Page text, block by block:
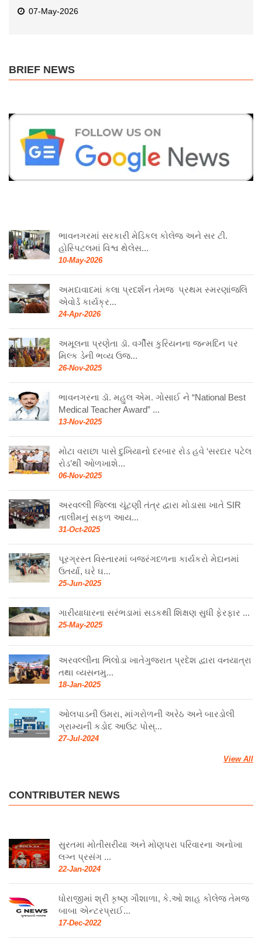
07-May-2026
BRIEF NEWS
ભાવનગરમાં સરકારી મેડિકલ કોલેજ અને સર ટી.
હોસ્પિટલમાં વિશ્વ થેલેસ...
10-May-2026
અમદાવાદમાં કલા પ્રદર્શન તેમજ પ્રથમ સ્મરણાંજલિ
એવોર્ડ કાર્યક્ર...
24-Apr-2026
અમૂલના પ્રણેતા ડૉ. વર્ગીસ કુરિયનના જન્મદિન પર
મિલ્ક ડેની ભવ્ય ઉજ...
26-Nov-2025
ભાવનગરના ડૉ. મહુલ એમ. ગોસાઈ ને “National Best
Medical Teacher Award” ...
13-Nov-2025
મોટા વરાછા પાસે દુખિયાનો દરબાર રોડ હવે ‘સરદાર પટેલ
રોડ’થી ઓળખાશે...
06-Nov-2025
અરવલ્લી જિલ્લા ચૂંટણી તંત્ર દ્વારા મોડાસા ખાતે SIR
તાલીમનું સફળ આય...
31-Oct-2025
પૂરગ્રસ્ત વિસ્તારમાં બજરંગદળના કાર્યકરો મેદાનમાં
ઉતર્યા, ઘરે ઘ...
25-Jun-2025
ગારીયાધારના સરંભડામાં સડકથી શિક્ષણ સુધી ફેરફાર ...
25-May-2025
અરવલ્લીના ભિલોડા ખાતેગુજરાત પ્રદેશ દ્વારા વનયાત્રા
તથા વ્યસનમુ...
18-Jan-2025
ઓલપાડની ઉમરા, માંગરોળની અરેઠ અને બારડોલી
ગ્રામ્યની કડોદ આઉટ પોસ્...
27-Jul-2024
View All
CONTRIBUTER NEWS
સુરતમા મોતીસરીયા અને મોણપરા પરિવારના અનોખા
લગ્ન પ્રસંગ ...
22-Jan-2024
ધોરાજીમાં શ્રી કૃષ્ણ ગૌશાળા, કે.ઓ શાહ કોલેજ તેમજ
બાબા એન્ટરપ્રાઈ...
17-Dec-2022